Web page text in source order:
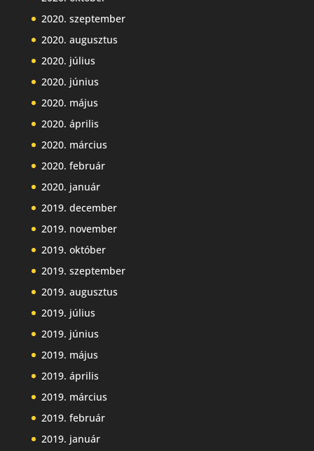
2020. szeptember
2020. augusztus
2020. július
2020. június
2020. május
2020. április
2020. március
2020. február
2020. január
2019. december
2019. november
2019. október
2019. szeptember
2019. augusztus
2019. július
2019. június
2019. május
2019. április
2019. március
2019. február
2019. január